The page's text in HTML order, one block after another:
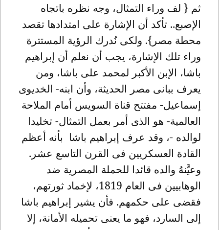
ثم { لف وراء التمثال، وجه نظره باتجاه
الإصبع.. تأكد أن الإشارة على امتدادها تقصد
محطة مصر}. ولكى نُدرك الرؤية المستترة
وراء تلك الإشارة، يجب أن نعلم أن إبراهيم
باشا، الإبن الأكبر لمحمد على باشا، ومن
يعرف ببانى مصر الحديثة، وأن ابنه- الخديوى
إسماعيل- مفتتح قناة السويس أمام الملاحة
العالمية- هو الذى أمر بعمل التمثال- تخليدا
لوالده -، وقد عرف إبراهيم باشا بأنه أعظم
القادة العسكريين فى القرن التاسع عشر.
وعيَّنهُ والده قائدا للحملة المصرية ضد
الوهابيين فى العام 1819، لإخماد ثورتهم،
فقضى على حكمهم. فأن يشير إبراهيم باشا
إلى السارد، فهو ما يعنى تحميله الأمانة، إلا